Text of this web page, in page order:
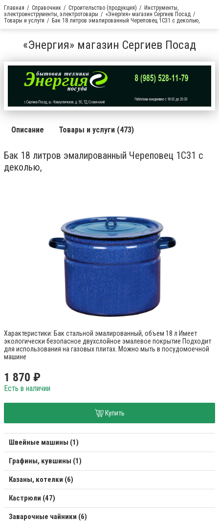
Главная Справочник Строительство (продукция)
Инструменты,
электроинструменты, электротовары
«Энергия» магазин Сергиев Посад
Товары и услуги
Бак 18 литров эмалированный Череповец 1С31 с деколью,
«Энергия» магазин Сергиев Посад
Описание Товары и услуги (473)
Бак 18 литров эмалированный Череповец 1С31 с
деколью,
Характеристики: Бак стальной эмалированный, объем 18 л Имеет
экологически безопасное двухслойное эмалевое покрытие Подходит
для использования на газовых плитах. Можно мыть в посудомоечной
машине
1 870 ₽
Есть в наличии
Купить
Швейные машины (1)
Графины, кувшины (1)
Казаны, котелки (6)
Кастрюли (47)
Заварочные чайники (6)